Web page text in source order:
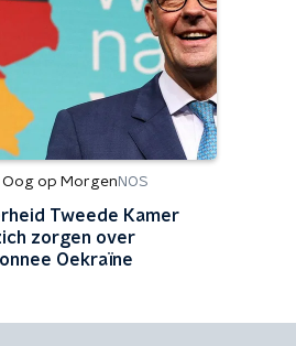
Oog op Morgen NOS
Tweede Kamer
zorgen over
Oekraïne